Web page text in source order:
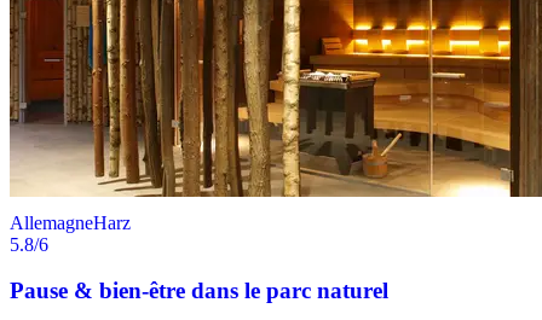
AllemagneHarz
5.8/6
Pause & bien-être dans le parc naturel